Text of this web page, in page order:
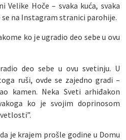
Velike Hoče – svaka kuća, svaka
se na Instagram stranici parohije.
ko je ugradio deo sebe u ovu
deo sebe u ovu svetinju. U
ruši, ovde se zajedno gradi –
kamen. Neka Sveti arhiđakon
ko je svojim doprinosom
je krajem prošle godine u Domu